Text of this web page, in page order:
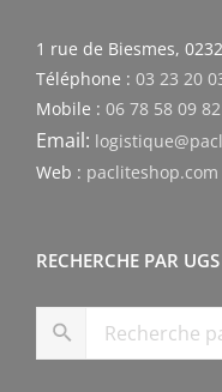
1 rue de Biesmes,
Téléphone : 03 23 20
Mobile : 06 78 58 09 82
Email:
Web : pacliteshop.com
RECHERCHE PAR UGS